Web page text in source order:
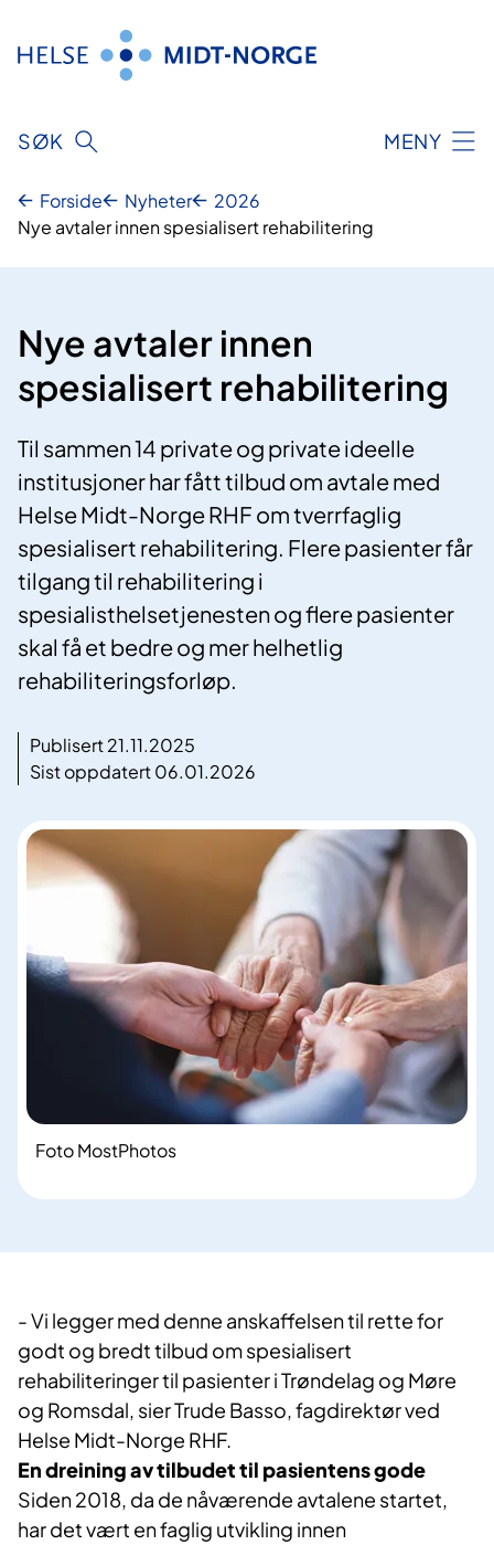
innhold
SØK MENY
Forside Nyheter
2026
Nye avtaler innen spesialisert rehabilitering
Nye avtaler innen
spesialisert rehabilitering
Til sammen 14 private og private ideelle
institusjoner har fått tilbud om avtale med
Helse Midt-Norge RHF om tverrfaglig
spesialisert rehabilitering. Flere pasienter får
tilgang til rehabilitering i
spesialisthelsetjenesten og flere pasienter
skal få et bedre og mer helhetlig
rehabiliteringsforløp.
Publisert 21.11.2025
Sist oppdatert 06.01.2026
Foto MostPhotos
- Vi legger med denne anskaffelsen til rette for
godt og bredt tilbud om spesialisert
rehabiliteringer til pasienter i Trøndelag og Møre
og Romsdal, sier Trude Basso, fagdirektør ved
Helse Midt-Norge RHF.
En dreining av tilbudet til pasientens gode
Siden 2018, da de nåværende avtalene startet,
har det vært en faglig utvikling innen